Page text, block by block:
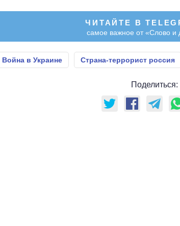
ЧИТАЙТЕ В
самое важное от «Слово и
Война в Украине Страна-террорист россия
Поделиться: